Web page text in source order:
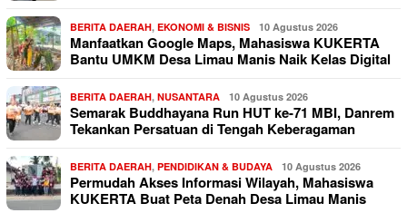
BERITA DAERAH, EKONOMI & BISNIS 10 Agustus 2026
Manfaatkan Google Maps, Mahasiswa KUKERTA
Bantu UMKM Desa Limau Manis Naik Kelas Digital
BERITA DAERAH, NUSANTARA 10 Agustus 2026
Semarak Buddhayana Run HUT ke-71 MBI, Danrem
Tekankan Persatuan di Tengah Keberagaman
BERITA DAERAH, PENDIDIKAN & BUDAYA 10 Agustus 2026
Permudah Akses Informasi Wilayah, Mahasiswa
KUKERTA Buat Peta Denah Desa Limau Manis